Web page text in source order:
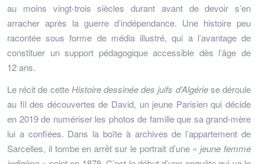
au moins vingt-trois siècles durant avant de devoir s’en
arracher après la guerre d’indépendance. Une histoire peu
racontée sous forme de média illustré, qui a l’avantage de
constituer un support pédagogique accessible dès l’âge de
12 ans.
Le récit de cetteHistoire dessinée des juifs d’Algériese déroule
au fil des découvertes de David, un jeune Parisien qui décide
en 2019 de numériser les photos de famille que sa grand-mère
lui a confiées. Dans la boîte à archives de l’appartement de
Sarcelles, il tombe en arrêt sur le portrait d’une « jeune femme